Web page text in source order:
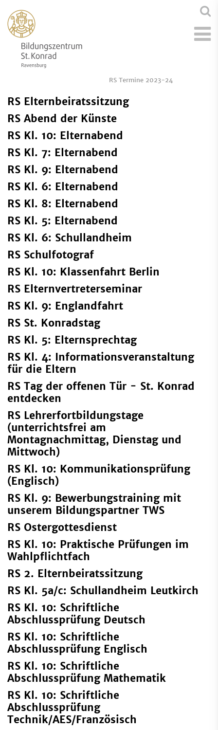
RS Termine 2023-24
RS Elternbeiratssitzung
RS Abend der Künste
RS Kl. 10: Elternabend
RS Kl. 7: Elternabend
RS Kl. 9: Elternabend
RS Kl. 6: Elternabend
RS Kl. 8: Elternabend
RS Kl. 5: Elternabend
RS Kl. 6: Schullandheim
RS Schulfotograf
RS Kl. 10: Klassenfahrt Berlin
RS Elternvertreterseminar
RS Kl. 9: Englandfahrt
RS St. Konradstag
RS Kl. 5: Elternsprechtag
RS Kl. 4: Informationsveranstaltung
für die Eltern
RS Tag der offenen Tür - St. Konrad
entdecken
RS Lehrerfortbildungstage
(unterrichtsfrei am
Montagnachmittag, Dienstag und
Mittwoch)
RS Kl. 10: Kommunikationsprüfung
(Englisch)
RS Kl. 9: Bewerbungstraining mit
unserem Bildungspartner TWS
RS Ostergottesdienst
RS Kl. 10: Praktische Prüfungen im
Wahlpflichtfach
RS 2. Elternbeiratssitzung
RS Kl. 5a/c: Schullandheim Leutkirch
RS Kl. 10: Schriftliche
Abschlussprüfung Deutsch
RS Kl. 10: Schriftliche
Abschlussprüfung Englisch
RS Kl. 10: Schriftliche
Abschlussprüfung Mathematik
RS Kl. 10: Schriftliche
Abschlussprüfung
Technik/AES/Französisch